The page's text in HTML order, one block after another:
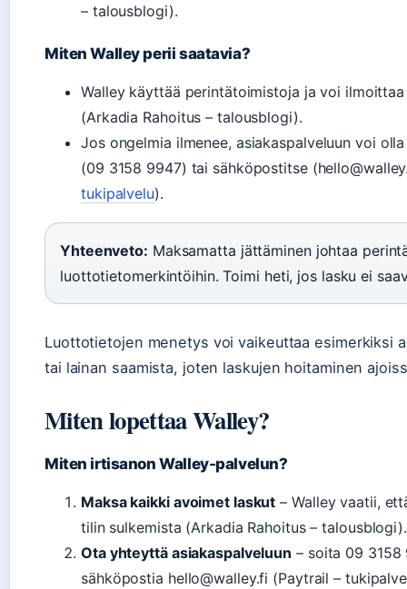
– talousblogi).
Miten Walley perii saatavia?
Walley käyttää perintätoimistoja ja voi
(Arkadia Rahoitus – talousblogi).
Jos ongelmia ilmenee, asiakaspalveluun voi
(09 3158 9947) tai sähköpostitse
tukipalvelu).
Yhteenveto: Maksamatta jättäminen johtaa
luottotietomerkintöihin. Toimi heti, jos lasku ei
Luottotietojen menetys voi vaikeuttaa esimerkiksi
tai lainan saamista, joten laskujen hoitaminen
Miten lopettaa Walley?
Miten irtisanon Walley-palvelun?
Maksa kaikki avoimet laskut – Walley vaatii,
tilin sulkemista (Arkadia Rahoitus – talousblogi).
Ota yhteyttä asiakaspalveluun – soita 09
sähköpostia hello@walley.fi (Paytrail –